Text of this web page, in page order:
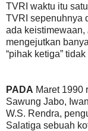
TVRI waktu itu
TVRI sepenuhnya
ada keistimewaan,
mengejutkan
“pihak ketiga” tidak
PADA Maret 1990
Sawung Jabo,
W.S. Rendra,
Salatiga sebuah